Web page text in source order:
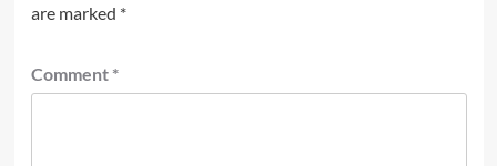
are marked *
Comment *